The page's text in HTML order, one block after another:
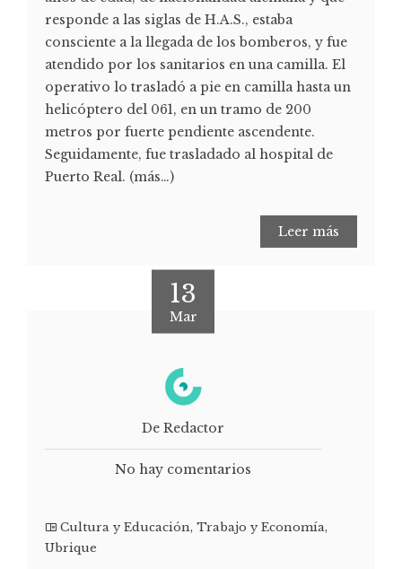
responde a las siglas de H.A.S., estaba
consciente a la llegada de los bomberos, y fue
atendido por los sanitarios en una camilla. El
operativo lo trasladó a pie en camilla hasta un
helicóptero del 061, en un tramo de 200
metros por fuerte pendiente ascendente.
Seguidamente, fue trasladado al hospital de
Puerto Real. (más…)
Leer más
13
Mar
De Redactor
No hay comentarios
Cultura y Educación, Trabajo y Economía,
Ubrique